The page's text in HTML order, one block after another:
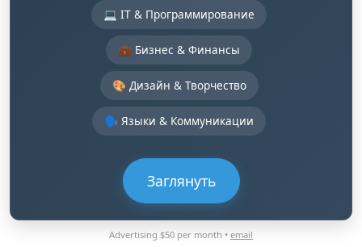
💻 IT & Программирование
💼 Бизнес & Финансы
🎨 Дизайн & Творчество
🗣️ Языки & Коммуникации
Заглянуть
Advertising $50 per month • email